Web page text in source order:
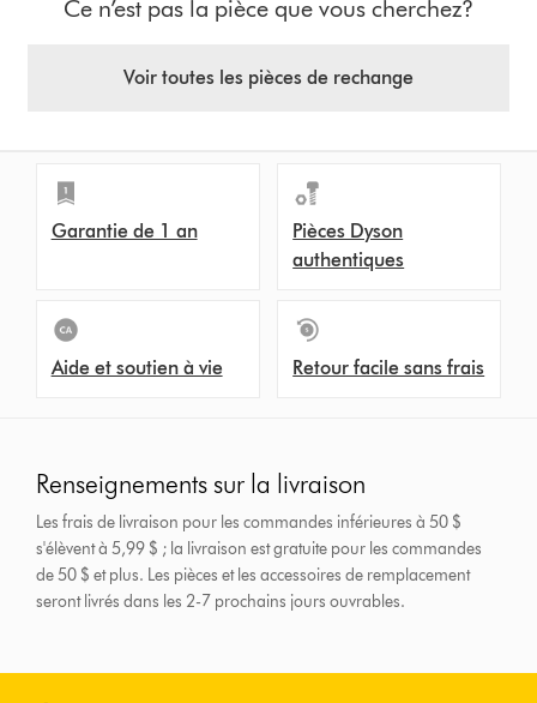
Ce n’est pas la pièce que vous cherchez?
Voir toutes les pièces de rechange
Garantie de 1 an
Pièces Dyson
authentiques
Aide et soutien à vie Retour facile sans frais
Renseignements sur la livraison
Les frais de livraison pour les commandes inférieures à 50 $
s'élèvent à 5,99 $ ; la livraison est gratuite pour les commandes
de 50 $ et plus. Les pièces et les accessoires de remplacement
seront livrés dans les 2-7 prochains jours ouvrables.